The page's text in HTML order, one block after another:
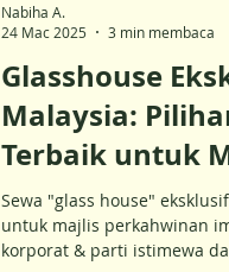
Glasshouse
Malaysia:
Terbaik untuk
Perkahwinan
Anda!
Sewa "glass house"
untuk majlis perkahwinan
korporat & parti istimewa
Nabiha A.
24 Mac 2025
3 min membaca